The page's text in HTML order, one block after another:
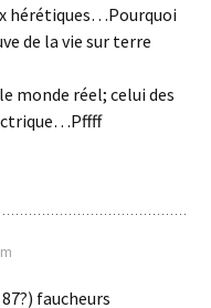
hérétiques…Pourquoi
de la vie sur terre
monde réel; celui des
faucheurs